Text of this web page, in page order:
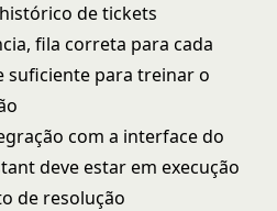
de tickets
fila correta para cada
suficiente para treinar o
com a interface do
deve estar em execução
de resolução